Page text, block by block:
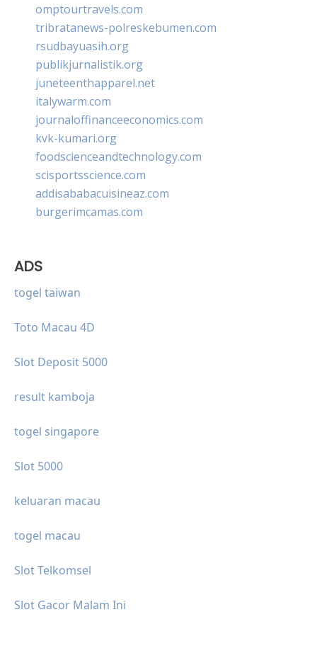
omptourtravels.com
tribratanews-polreskebumen.com
rsudbayuasih.org
publikjurnalistik.org
juneteenthapparel.net
italywarm.com
journaloffinanceeconomics.com
kvk-kumari.org
foodscienceandtechnology.com
scisportsscience.com
addisababacuisineaz.com
burgerimcamas.com
ADS
togel taiwan
Toto Macau 4D
Slot Deposit 5000
result kamboja
togel singapore
Slot 5000
keluaran macau
togel macau
Slot Telkomsel
Slot Gacor Malam Ini